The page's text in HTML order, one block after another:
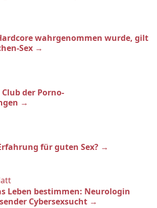
wahrgenommen wurde, gilt
Sex →
der Porno-
→
für guten Sex? →
Leben bestimmen: Neurologin
Cybersexsucht →